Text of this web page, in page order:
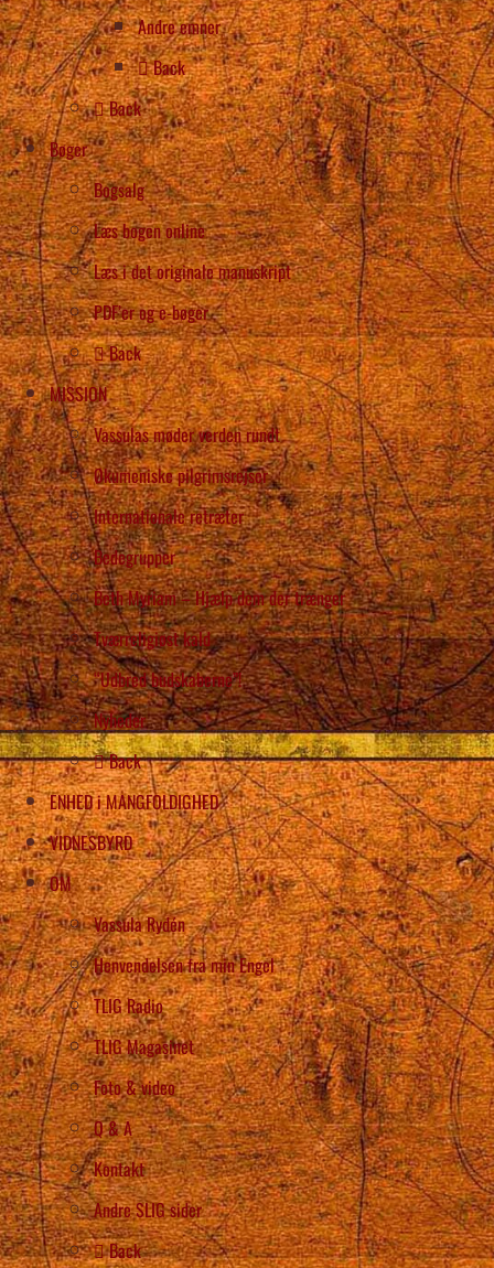
Andre emner
Back
Back
Bøger
Bogsalg
Læs bogen online
Læs i det originale manuskript
PDF’er og e-bøger
Back
MISSION
Vassulas møder verden rundt
Økumeniske pilgrimsrejser
Internationale retræter
Bedegrupper
Beth Myriam – Hjælp dem der trænger
Tværreligiøst kald
“Udbred budskaberne”!
Nyheder
Back
ENHED i MANGFOLDIGHED
VIDNESBYRD
OM
Vassula Rydén
Henvendelsen fra min Engel
TLIG Radio
TLIG Magasinet
Foto & video
Q & A
Kontakt
Andre SLIG sider
Back